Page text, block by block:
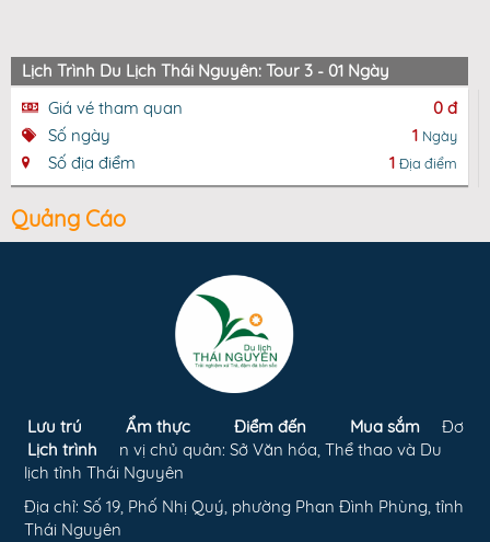
Lịch Trình Du Lịch Thái Nguyên: Tour 3 - 01 Ngày
Giá vé tham quan
0 đ
Số ngày
1 Ngày
Số địa điểm 1 Địa điểm
Quảng Cáo
Lưu trú Ẩm thực Điểm đến
Mua sắm
Lịch trình
Đơ
n vị chủ quản: Sở Văn hóa, Thể thao và Du
lịch tỉnh Thái Nguyên
Địa chỉ: Số 19, Phố Nhị Quý, phường Phan Đình Phùng, tỉnh
Thái Nguyên